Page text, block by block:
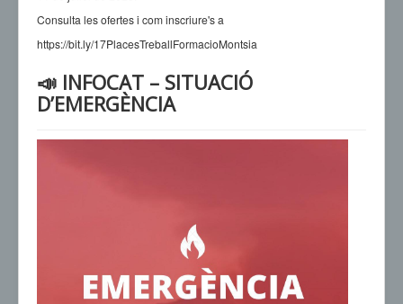
Consulta les ofertes i com inscriure's a
https://bit.ly/17PlacesTreballFormacioMontsia
📣 INFOCAT – SITUACIÓ
D’EMERGÈNCIA